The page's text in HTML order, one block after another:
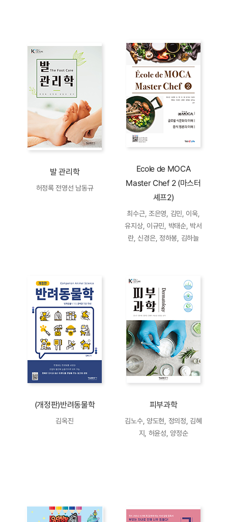
발 관리학
허정록 전영선 남동규
Ecole de MOCA
Master Chef 2 (마스터
셰프2)
최수근, 조은영, 김민, 이욱,
유지상, 이규민, 박태순, 박서
란, 신경은, 정하봉, 김하늘
(개정판)반려동물학
김옥진
피부과학
김노수, 양도현, 정의정, 김혜
지, 허윤성, 양정순